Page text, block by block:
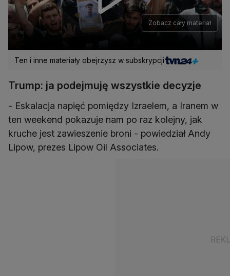
Zobacz cały materiał
Ten i inne materiały obejrzysz w subskrypcji
Trump: ja podejmuję wszystkie decyzje
- Eskalacja napięć pomiędzy Izraelem, a Iranem w
ten weekend pokazuje nam po raz kolejny, jak
kruche jest zawieszenie broni - powiedział Andy
Lipow, prezes Lipow Oil Associates.